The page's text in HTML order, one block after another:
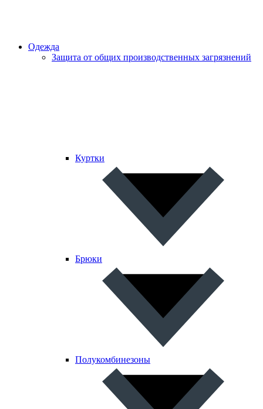
Одежда
Защита от общих производственных загрязнений
Куртки
Брюки
Полукомбинезоны